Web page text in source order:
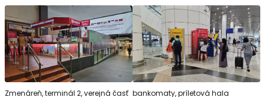
Zmenáreň, terminál 2, verejná časť bankomaty, príletová hala